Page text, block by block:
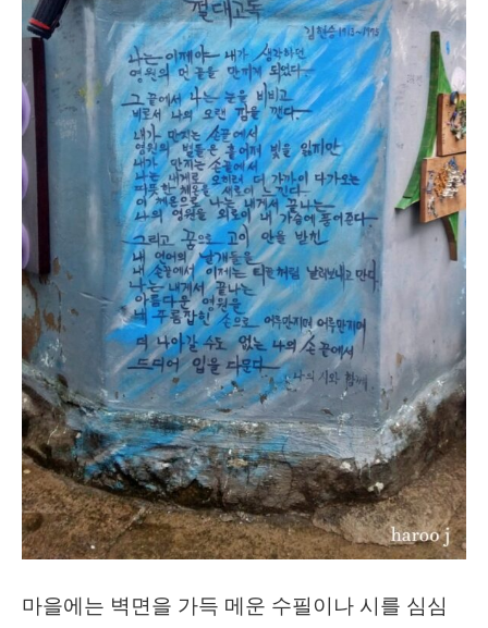
마을에는 벽면을 가득 메운 수필이나 시를 심심